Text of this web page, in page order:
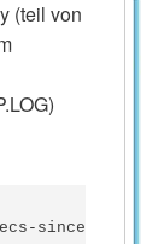
(teil von
since-